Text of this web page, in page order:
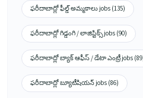
ఫరీదాబాద్లో ఫీల్డ్ అమ్మకాలు jobs (135)
ఫరీదాబాద్లో గిడ్డంగి / లాజిస్టిక్స్ jobs (90)
ఫరీదాబాద్లో బ్యాక్ ఆఫీస్ / డేటా ఎంట్రీ jobs
ఫరీదాబాద్లో బ్యూటీషియన్ jobs (86)